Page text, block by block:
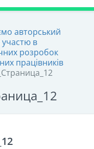
авторський
в
розробок
працівників